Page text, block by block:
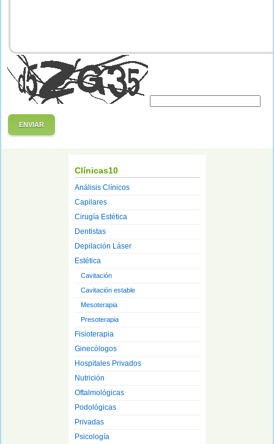
ENVIAR
Clínicas10
Análisis Clínicos
Capilares
Cirugía Estética
Dentistas
Depilación Láser
Estética
Cavitación
Cavitación estable
Mesoterapia
Presoterapia
Fisioterapia
Ginecólogos
Hospitales Privados
Nutrición
Oftalmológicas
Podológicas
Privadas
Psicología